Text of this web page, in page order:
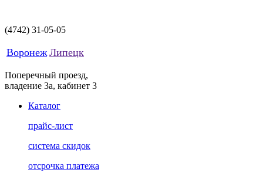
(4742) 31-05-05
Воронеж Липецк
Поперечный проезд,
владение 3а, кабинет 3
Каталог
прайс-лист
система скидок
отсрочка платежа